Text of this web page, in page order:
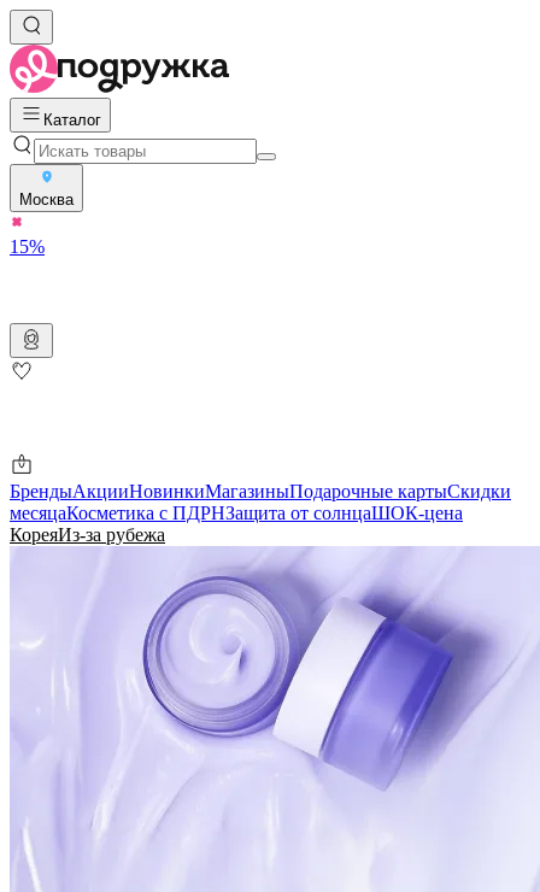
Каталог
Москва
15%
БрендыАкцииНовинкиМагазиныПодарочные картыСкидки
месяцаКосметика с ПДРНЗащита от солнцаШОК-цена
КореяИз-за рубежа